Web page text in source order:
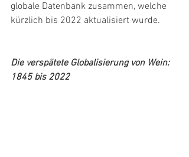
globale Datenbank zusammen, welche
kürzlich bis 2022 aktualisiert wurde.
Die verspätete Globalisierung von Wein:
1845 bis 2022